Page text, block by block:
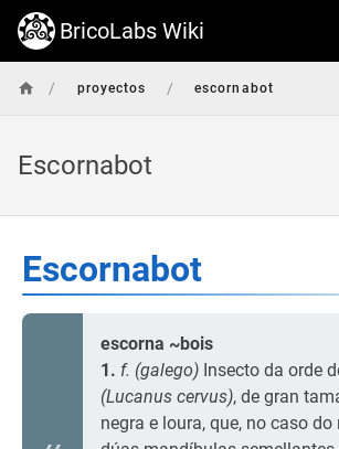
BricoLabs Wiki
/ proyectos / escornabot
Escornabot
Escornabot
escorna ~bois
1. f. (galego) Insecto da orde
(Lucanus cervus), de gran
negra e loura, que, no caso do